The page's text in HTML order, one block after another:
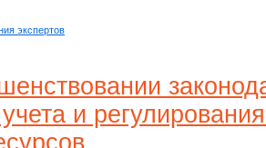
экспертов
и